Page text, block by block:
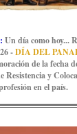
Un día como hoy...
-DÍA DEL
de la fecha
Resistencia y
en el país.